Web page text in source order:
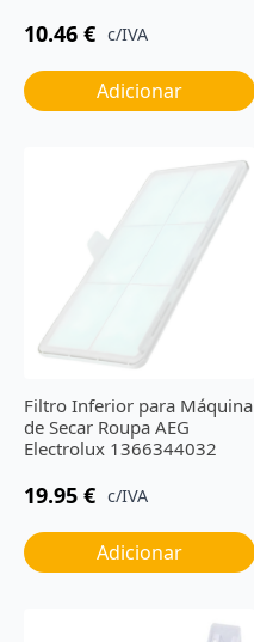
10.46 € c/IVA
Adicionar
Filtro Inferior para Máquina
de Secar Roupa AEG
Electrolux 1366344032
19.95 € c/IVA
Adicionar